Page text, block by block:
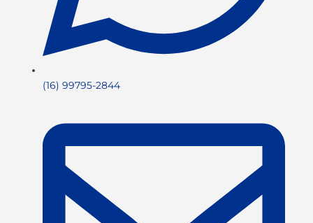
(16) 99795-2844